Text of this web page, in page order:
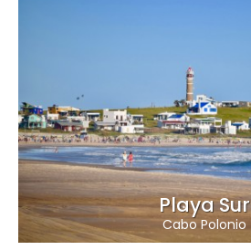
Playa Sur
Cabo Polonio